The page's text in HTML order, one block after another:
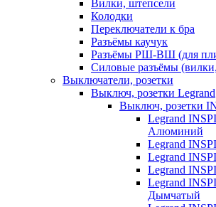
Вилки, штепсели
Колодки
Переключатели к бра
Разъёмы каучук
Разъёмы РШ-ВШ (для
Силовые разъёмы
Выключатели, розетки
Выключ, розетки Legrand
Выключ, розетки
Legrand
Алюминий
Legrand
Legrand
Legrand
Legrand
Дымчатый